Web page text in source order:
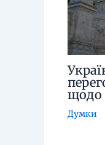
щодо
Думки